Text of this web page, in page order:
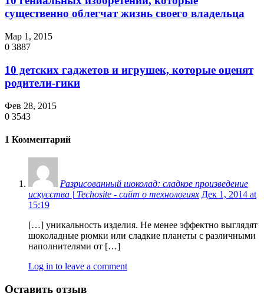
существенно облегчат жизнь своего владельца
Мар 1, 2015
0 3887
10 детских гаджетов и игрушек, которые оценят
родители-гики
Фев 28, 2015
0 3543
1 Комментарий
Разрисованный шоколад: сладкое произведение
искусства | Techosite - сайт о технологиях Дек 1, 2014 at
15:19
[…] уникальность изделия. Не менее эффектно выглядят
шоколадные рюмки или сладкие планеты с различными
наполнителями от […]
Log in to leave a comment
Оставить отзыв